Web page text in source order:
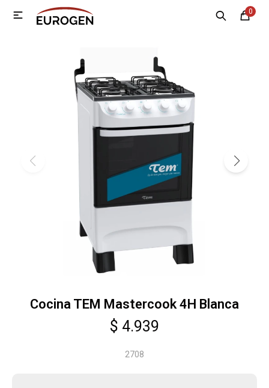
0

Cocina TEM Mastercook 4H Blanca
$ 4.939
2708
MI CUENTA
Electrodomésticos
Herramientas